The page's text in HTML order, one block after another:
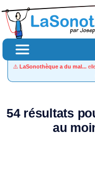
⚠️ LaSonothèque a du mal...
54 résultats
au